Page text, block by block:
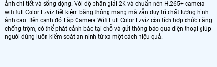
ảnh chi tiết và sống động. Với độ phân giải 2K và chuẩn nén H.265+ camera
wifi full Color Ezviz tiết kiệm băng thông mạng mà vẫn duy trì chất lượng hình
ảnh cao. Bên cạnh đó, Lắp Camera Wifi Full Color Ezviz còn tích hợp chức năng
chống trộm, có thể phát cảnh báo tại chỗ và gửi thông báo qua điện thoại giúp
người dùng luôn kiểm soát an ninh từ xa một cách hiệu quả.